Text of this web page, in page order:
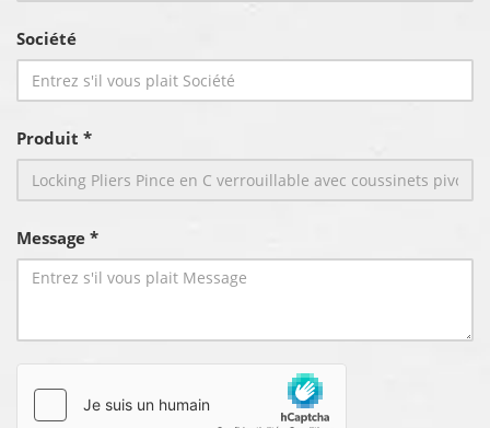
Société
Produit *
Message *